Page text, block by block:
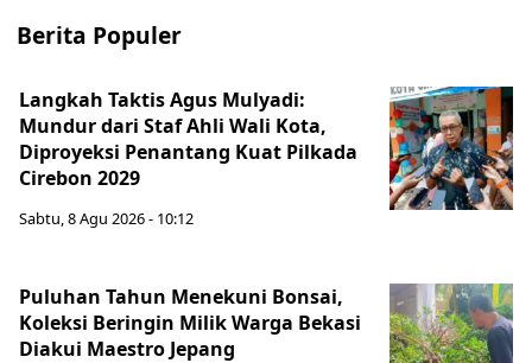
Berita Populer
Langkah Taktis Agus Mulyadi:
Mundur dari Staf Ahli Wali Kota,
Diproyeksi Penantang Kuat Pilkada
Cirebon 2029
Sabtu, 8 Agu 2026 - 10:12
Puluhan Tahun Menekuni Bonsai,
Koleksi Beringin Milik Warga Bekasi
Diakui Maestro Jepang